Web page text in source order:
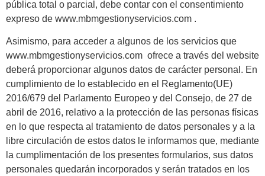
pública total o parcial, debe contar con el consentimiento
expreso de www.mbmgestionyservicios.com .
Asimismo, para acceder a algunos de los servicios que
www.mbmgestionyservicios.com ofrece a través del website
deberá proporcionar algunos datos de carácter personal. En
cumplimiento de lo establecido en el Reglamento(UE)
2016/679 del Parlamento Europeo y del Consejo, de 27 de
abril de 2016, relativo a la protección de las personas físicas
en lo que respecta al tratamiento de datos personales y a la
libre circulación de estos datos le informamos que, mediante
la cumplimentación de los presentes formularios, sus datos
personales quedarán incorporados y serán tratados en los